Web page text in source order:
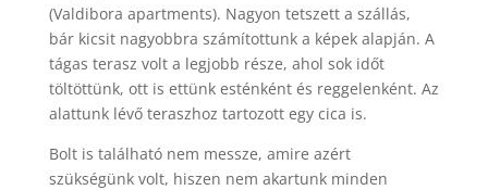
(Valdibora apartments). Nagyon tetszett a szállás,
bár kicsit nagyobbra számítottunk a képek alapján. A
tágas terasz volt a legjobb része, ahol sok időt
töltöttünk, ott is ettünk esténként és reggelenként. Az
alattunk lévő teraszhoz tartozott egy cica is.
Bolt is található nem messze, amire azért
szükségünk volt, hiszen nem akartunk minden